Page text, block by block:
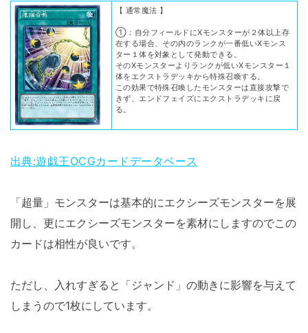
【 通常魔法 】
①：自分フィールドにXモンスターが２体以上存
在する場合、その内のランクが一番低いXモンス
ター１体を対象として発動できる。
そのXモンスターよりランクが低いXモンスター１
体をエクストラデッキから特殊召喚する。
この効果で特殊召喚したモンスターは直接攻撃で
きず、エンドフェイズにエクストラデッキに戻
る。
出典:遊戯王OCGカードデータベース
「超量」モンスターは基本的にエクシーズモンスターを展
開し、更にエクシーズモンスターを素材にしますのでこの
カードは相性が良いです。
ただし、入れすぎると「ジャンド」の動きに影響を与えて
しまうので1枚にしています。